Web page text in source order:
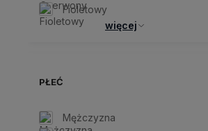
Fioletowy
więcej
PŁEĆ
Mężczyzna